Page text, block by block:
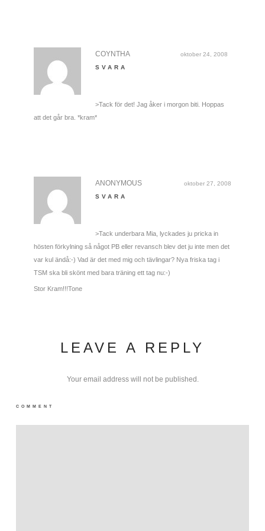
oktober 24, 2008
COYNTHA
SVARA
>Tack för det! Jag åker i morgon biti. Hoppas
att det går bra. *kram*
oktober 27, 2008
ANONYMOUS
SVARA
>Tack underbara Mia, lyckades ju pricka in
hösten förkylning så något PB eller revansch blev det ju inte men det
var kul ändå:-) Vad är det med mig och tävlingar? Nya friska tag i
TSM ska bli skönt med bara träning ett tag nu:-)
Stor Kram!!!Tone
LEAVE A REPLY
Your email address will not be published.
COMMENT